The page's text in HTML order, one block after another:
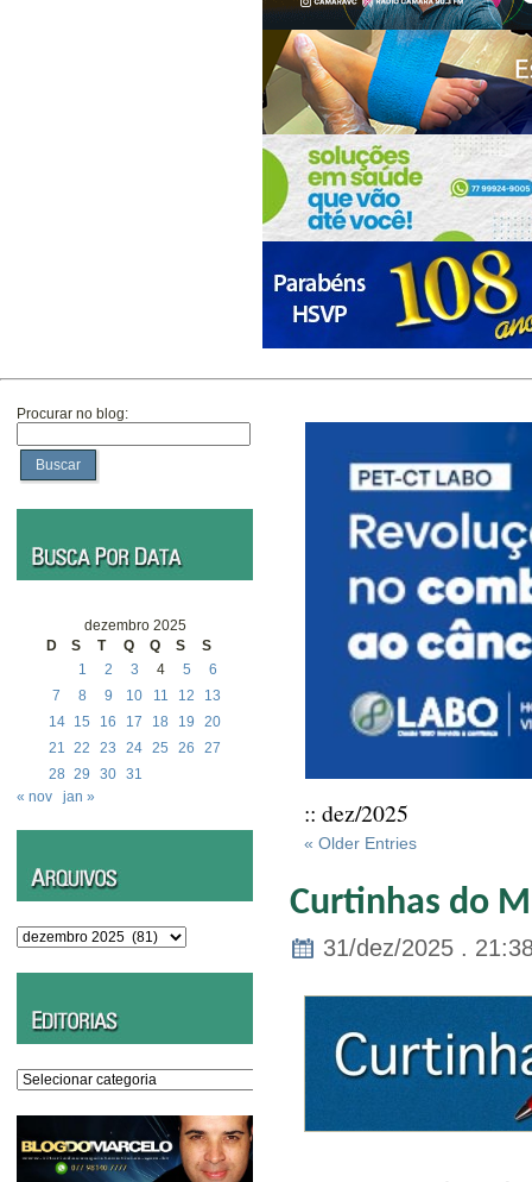
Procurar no blog:
Buscar
dezembro 2025
D
S T Q Q S
S
1
2 3 4 5
6
7
8 9 10 11 12
13
14
15 16 17 18 19
20
21 22 23 24 25 26
27
28 29 30 31
« nov
jan »
Arquivos
Editorias
:: dez/2025
« Older Entries
Curtinhas do
31/dez/2025 .